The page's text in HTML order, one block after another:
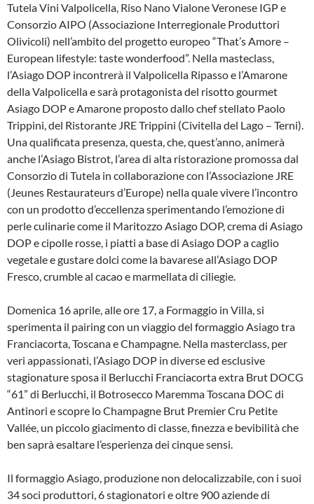
Tutela Vini Valpolicella, Riso Nano Vialone Veronese IGP e
Consorzio AIPO (Associazione Interregionale Produttori
Olivicoli) nell’ambito del progetto europeo “That’s Amore –
European lifestyle: taste wonderfood”. Nella masteclass,
l’Asiago DOP incontrerà il Valpolicella Ripasso e l’Amarone
della Valpolicella e sarà protagonista del risotto gourmet
Asiago DOP e Amarone proposto dallo chef stellato Paolo
Trippini, del Ristorante JRE Trippini (Civitella del Lago – Terni).
Una qualificata presenza, questa, che, quest’anno, animerà
anche l’Asiago Bistrot, l’area di alta ristorazione promossa dal
Consorzio di Tutela in collaborazione con l’Associazione JRE
(Jeunes Restaurateurs d’Europe) nella quale vivere l’incontro
con un prodotto d’eccellenza sperimentando l’emozione di
perle culinarie come il Maritozzo Asiago DOP, crema di Asiago
DOP e cipolle rosse, i piatti a base di Asiago DOP a caglio
vegetale e gustare dolci come la bavarese all’Asiago DOP
Fresco, crumble al cacao e marmellata di ciliegie.
Domenica 16 aprile, alle ore 17, a Formaggio in Villa, si
sperimenta il pairing con un viaggio del formaggio Asiago tra
Franciacorta, Toscana e Champagne. Nella masterclass, per
veri appassionati, l’Asiago DOP in diverse ed esclusive
stagionature sposa il Berlucchi Franciacorta extra Brut DOCG
“61” di Berlucchi, il Botrosecco Maremma Toscana DOC di
Antinori e scopre lo Champagne Brut Premier Cru Petite
Vallée, un piccolo giacimento di classe, finezza e bevibilità che
ben saprà esaltare l’esperienza dei cinque sensi.
Il formaggio Asiago, produzione non delocalizzabile, con i suoi
34 soci produttori, 6 stagionatori e oltre 900 aziende di